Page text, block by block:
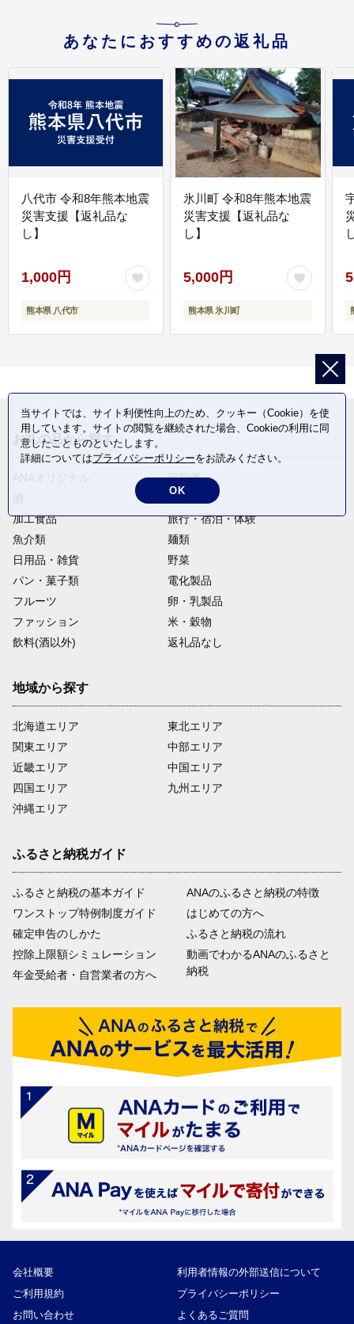
あなたにおすすめの返礼品
八代市 令和8年熊本地震
災害支援【返礼品な
し】
1,000円
熊本県 八代市
氷川町 令和8年熊本地震
災害支援【返礼品な
し】
5,000円
熊本県 氷川町
お礼の品から探す
定期便
肉類
加工食品
旅行・宿泊・体験
魚介類
麺類
日用品・雑貨
野菜
パン・菓子類
電化製品
フルーツ
卵・乳製品
ファッション
米・穀物
飲料(酒以外)
返礼品なし
地域から探す
北海道エリア
関東エリア
近畿エリア
四国エリア
沖縄エリア
東北エリア
中部エリア
中国エリア
九州エリア
ふるさと納税ガイド
ふるさと納税の基本ガイド
ワンストップ特例制度ガイド
確定申告のしかた
控除上限額シミュレーション
年金受給者・自営業者の方へ
ANAのふるさと納税の特徴
はじめての方へ
ふるさと納税の流れ
動画でわかるANAのふるさと
納税
会社概要
利用者情報の外部送信について
ご利用規約
プライバシーポリシー
お問い合わせ
よくあるご質問
当サイトでは、サイト利便性向上のため、クッキー（Cookie）を使
用しています。サイトの閲覧を継続された場合、Cookieの利用に同
意したことものといたします。
詳細についてはプライバシーポリシーをお読みください。
OK